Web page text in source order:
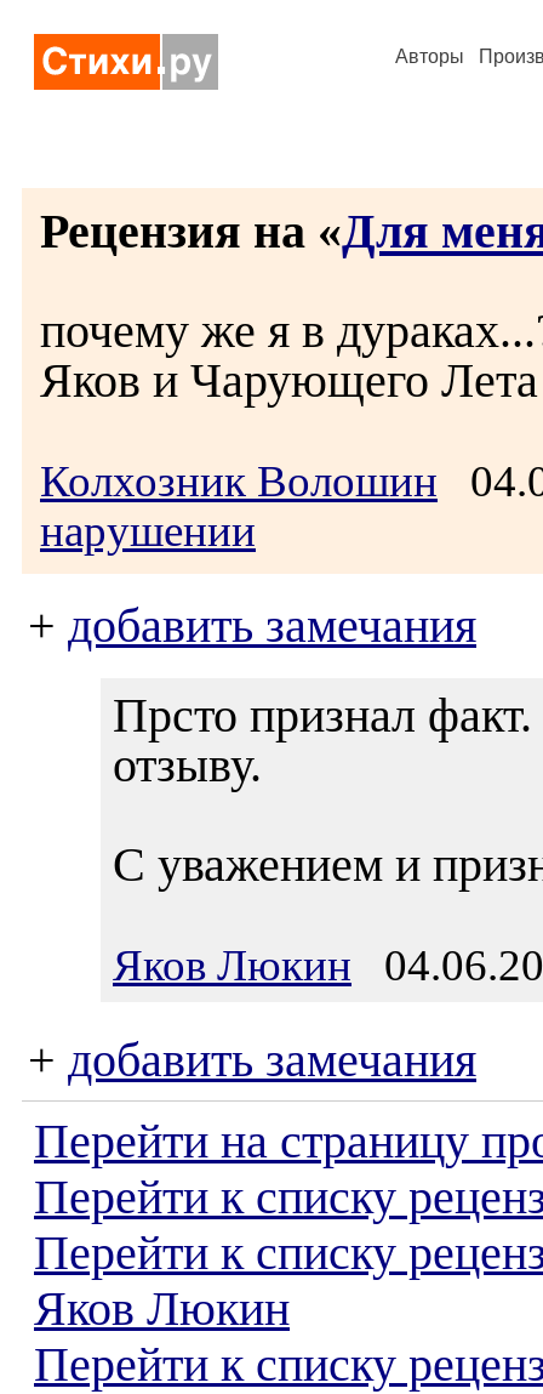
Авторы
Рецензия на «Для
почему же я в
Яков и Чарующего
Колхозник Волошин
нарушении
+ добавить замечания
Прсто признал
отзыву.
С уважением и
Яков Люкин
+ добавить замечания
Перейти на страницу
Перейти к списку
Перейти к списку
Яков Люкин
Перейти к списку